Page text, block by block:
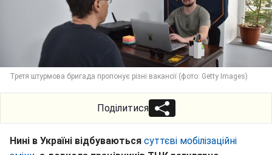
Третя штурмова бригада пропонує різні вакансії (фото: Getty Images)
Поділитися
Нині в Україні відбуваються суттєві мобілізаційні